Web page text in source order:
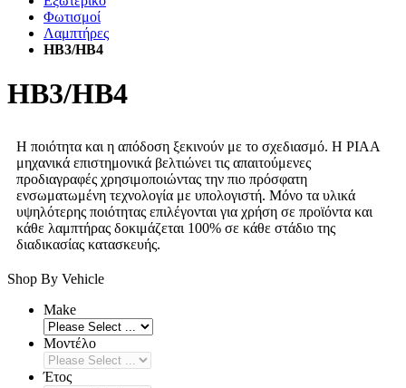
Φωτισμοί
Λαμπτήρες
HB3/HB4
HB3/HB4
Η ποιότητα και η απόδοση ξεκινούν με το σχεδιασμό. Η PIAA
μηχανικά επιστημονικά βελτιώνει τις απαιτούμενες
προδιαγραφές χρησιμοποιώντας την πιο πρόσφατη
ενσωματωμένη τεχνολογία με υπολογιστή. Μόνο τα υλικά
υψηλότερης ποιότητας επιλέγονται για χρήση σε προϊόντα και
κάθε λαμπτήρας δοκιμάζεται 100% σε κάθε στάδιο της
διαδικασίας κατασκευής.
Shop By Vehicle
Make
Μοντέλο
Έτος